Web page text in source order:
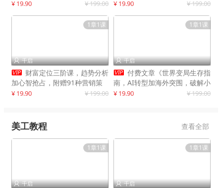
道，该如何接住这一次时代的泼
¥ 19.90 ¥ 199.00 雷实用建议
¥ 19.90 ¥ 199.00
1章1课
 千启
 财富定位三阶课，趋势分析
加心智抢占，附赠91种营销策
略模型
¥ 19.90 ¥ 199.00
1章1课
 千启
 付费文章《世界变局生存指
南，AI转型加海外突围，破解小
城市生存陷阱》
¥ 19.90 ¥ 199.00
美工教程 查看全部
1章1课
 千启
1章1课
 千启